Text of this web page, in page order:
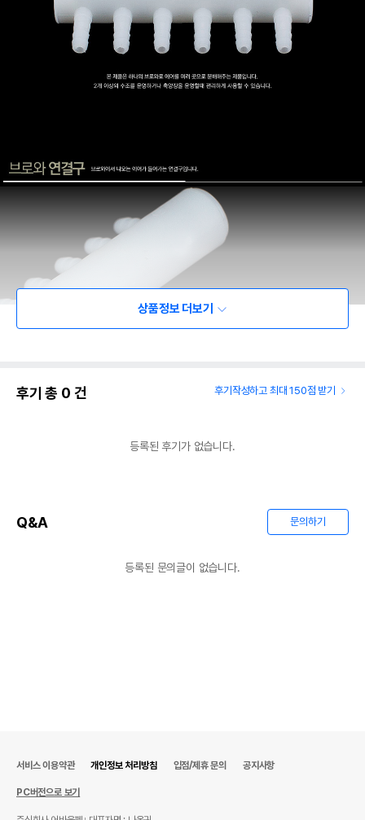
상품정보 더보기
후기 총 0 건 후기작성하고 최대 150점 받기
등록된 후기가 없습니다.
Q&A 문의하기
등록된 문의글이 없습니다.
서비스 이용약관 개인정보 처리방침 입점/제휴 문의 공지사항
PC버전으로 보기